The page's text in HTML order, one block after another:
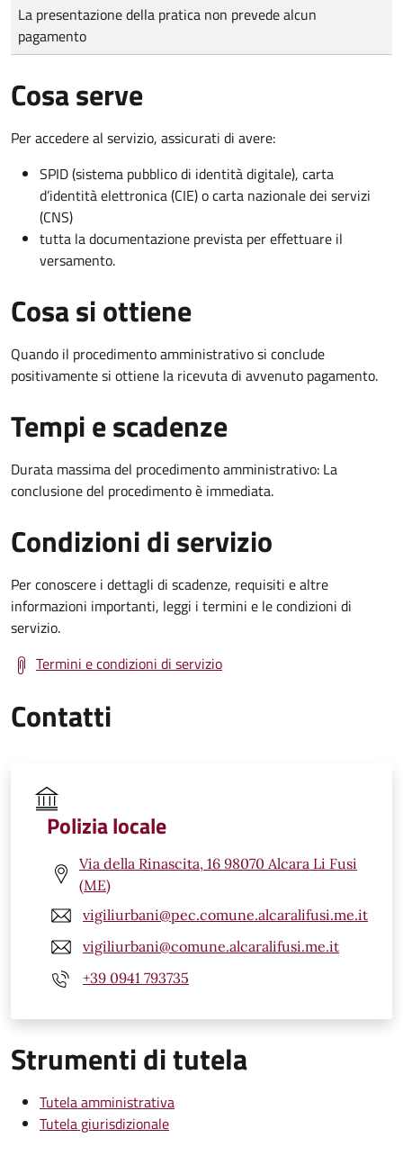
Tipo di pagamento
Importo
La presentazione della pratica non prevede alcun
pagamento
Cosa serve
Per accedere al servizio, assicurati di avere:
SPID (sistema pubblico di identità digitale), carta
d’identità elettronica (CIE) o carta nazionale dei servizi
(CNS)
tutta la documentazione prevista per effettuare il
versamento.
Cosa si ottiene
Quando il procedimento amministrativo si conclude
positivamente si ottiene la ricevuta di avvenuto pagamento.
Tempi e scadenze
Durata massima del procedimento amministrativo: La
conclusione del procedimento è immediata.
Condizioni di servizio
Per conoscere i dettagli di scadenze, requisiti e altre
informazioni importanti, leggi i termini e le condizioni di
servizio.
Termini e condizioni di servizio
Contatti
Polizia locale
Via della Rinascita, 16 98070 Alcara Li Fusi
(ME)
vigiliurbani@pec.comune.alcaralifusi.me.it
vigiliurbani@comune.alcaralifusi.me.it
+39 0941 793735
Strumenti di tutela
Tutela amministrativa
Tutela giurisdizionale